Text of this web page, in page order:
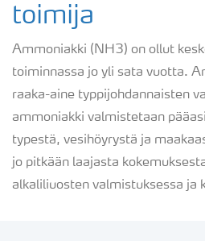
Typpihappo
toimija
Ammoniakki (NH3) on ollut
toiminnassa jo yli sata vuotta.
raaka-aine typpijohdannaisten
ammoniakki valmistetaan
typestä, vesihöyrystä ja
jo pitkään laajasta
alkaliliuosten valmistuksessa ja